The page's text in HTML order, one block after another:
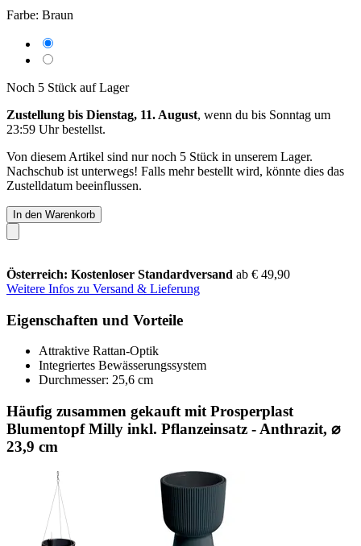
Farbe: Braun
Noch 5 Stück auf Lager
Zustellung bis Dienstag, 11. August, wenn du bis Sonntag um
23:59 Uhrbestellst.
Von diesem Artikel sind nur noch 5 Stück in unserem Lager.
Nachschub ist unterwegs! Falls mehr bestellt wird, könnte dies das
Zustelldatum beeinflussen.
In den Warenkorb
Österreich: Kostenloser Standardversand ab € 49,90
Weitere Infos zu Versand & Lieferung
Eigenschaften und Vorteile
Attraktive Rattan-Optik
Integriertes Bewässerungssystem
Durchmesser: 25,6 cm
Häufig zusammen gekauft mit Prosperplast
Blumentopf Milly inkl. Pflanzeinsatz - Anthrazit, ⌀
23,9 cm